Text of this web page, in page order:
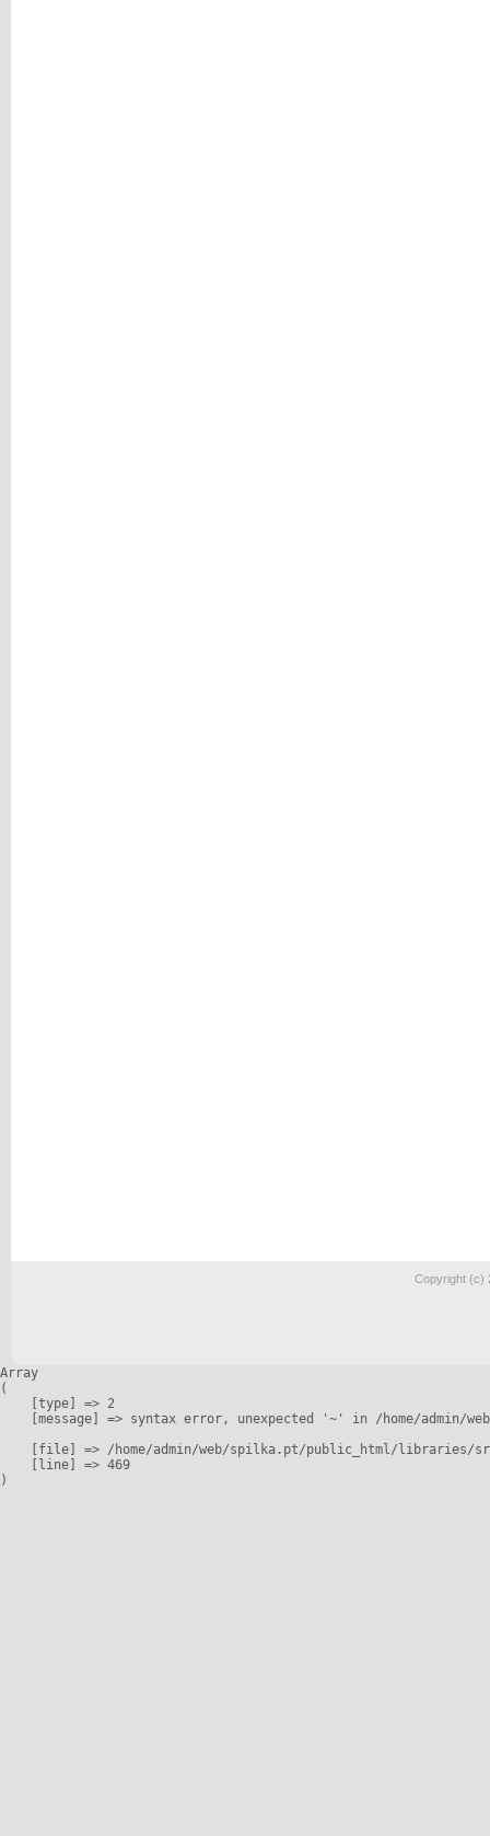
Copyright (c)
Array
(
    [type] => 2
[message] => syntax error, unexpected '~' in /home/admin/
[file] => /home/admin/web/spilka.pt/public_html/libraries/
    [line] => 469